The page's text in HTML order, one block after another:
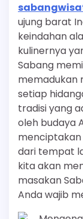
ujung barat
keindahan
kulinernya
Sabang
memadukan
setiap
tradisi yang
oleh budaya
dari tempat
kita akan
masakan
Anda wajib